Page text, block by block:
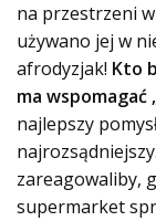
na przestrzeni
używano jej w
afrodyzjak! Kto
ma wspomagać
najlepszy
zareagowaliby,
supermarket